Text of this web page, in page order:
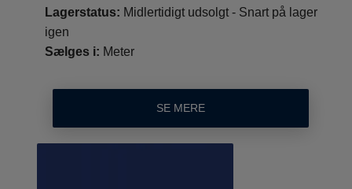
Lagerstatus: Midlertidigt udsolgt - Snart på lager
igen
Sælges i: Meter
SE MERE